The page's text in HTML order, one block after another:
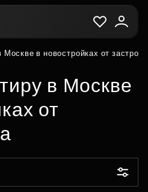
Москве в новостройках от
в Москве
от